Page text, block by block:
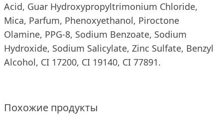
Acid, Guar Hydroxypropyltrimonium Chloride,
Mica, Parfum, Phenoxyethanol, Piroctone
Olamine, PPG-8, Sodium Benzoate, Sodium
Hydroxide, Sodium Salicylate, Zinc Sulfate, Benzyl
Alcohol, CI 17200, CI 19140, CI 77891.
Похожие продукты